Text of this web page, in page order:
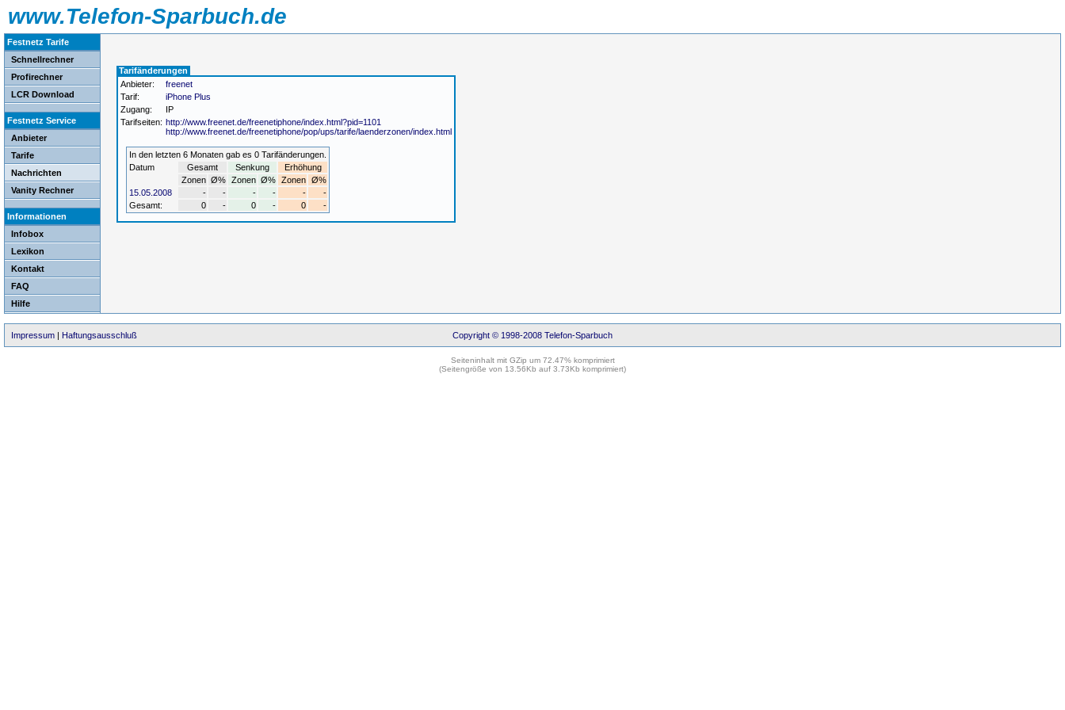
www.Telefon-Sparbuch.de
Festnetz Tarife
Schnellrechner
Profirechner
LCR Download
Festnetz Service
Anbieter
Tarife
Nachrichten
Vanity Rechner
Informationen
Infobox
Lexikon
Kontakt
FAQ
Hilfe
Tarifänderungen
Anbieter:
freenet
Tarif:
iPhone Plus
Zugang:
IP
Tarifseiten: http://www.freenet.de/freenetiphone/index.html?pid=1101
http://www.freenet.de/freenetiphone/pop/ups/tarife/laenderzonen/index.html
In den letzten 6 Monaten gab es 0 Tarifänderungen.
Datum
Gesamt Senkung
Erhöhung
Zonen Ø% Zonen Ø% Zonen Ø%
15.05.2008
- - - - -
-
Gesamt:
0 - 0 - 0 -
Impressum | Haftungsausschluß Copyright © 1998-2008 Telefon-Sparbuch
Seiteninhalt mit GZip um 72.47% komprimiert
(Seitengröße von 13.56Kb auf 3.73Kb komprimiert)